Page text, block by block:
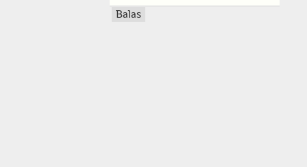
Balas